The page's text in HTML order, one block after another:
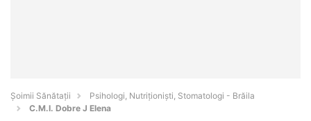
Şoimii Sănătații
Psihologi, Nutriționiști, Stomatologi - Brăila
C.M.I. Dobre J Elena